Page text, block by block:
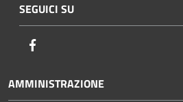
SEGUICI SU
AMMINISTRAZIONE